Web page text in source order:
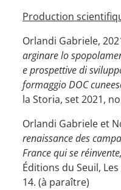
Production
Orlandi Gabriele,
arginare lo
e prospettive di
formaggio DOC
la Storia, set 2021,
Orlandi Gabriele et
renaissance des
France qui se
Éditions du Seuil,
14. (à paraître)